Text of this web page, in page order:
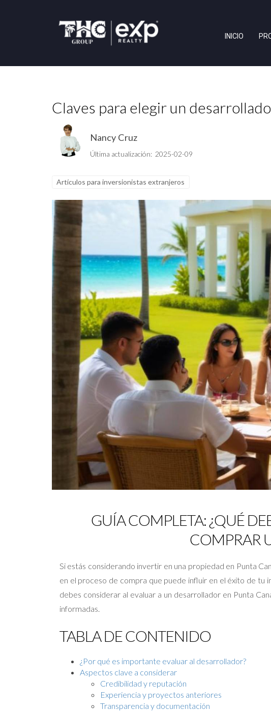
INICIO
Claves para elegir un
Nancy Cruz
Última actualización: 2025-02-09
Artículos para inversionistas extranjeros
GUÍA COMPLETA: ¿QUÉ
COMPRAR
Si estás considerando invertir en una propiedad en Punta
en el proceso de compra que puede influir en el éxito de tu
debes considerar al evaluar a un desarrollador en Punta
informadas.
TABLA DE CONTENIDO
¿Por qué es importante evaluar al desarrollador?
Aspectos clave a considerar
Credibilidad y reputación
Experiencia y proyectos anteriores
Transparencia y documentación